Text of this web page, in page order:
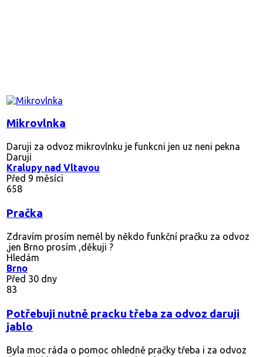
Mikrovlnka
Daruji za odvoz mikrovlnku je funkcni jen uz neni pekna
Daruji
Kralupy nad Vltavou
Před 9 měsíci
658
Pračka
Zdravím prosím neměl by někdo funkční pračku za odvoz
,jen Brno prosím ,děkuji ?
Hledám
Brno
Před 30 dny
83
Potřebuji nutně pracku třeba za odvoz daruji
jablo
Byla moc ráda o pomoc ohledně pračky třeba i za odvoz